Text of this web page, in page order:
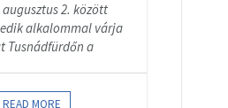
augusztus 2. között
alkalommal várja
Tusnádfürdőn a
READ MORE